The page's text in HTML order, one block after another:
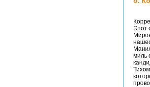
Этот
миль